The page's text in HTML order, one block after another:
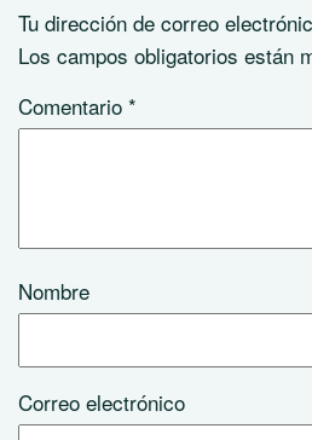
Tu dirección de correo
Los campos obligatorios están
Comentario *
Nombre
Correo electrónico